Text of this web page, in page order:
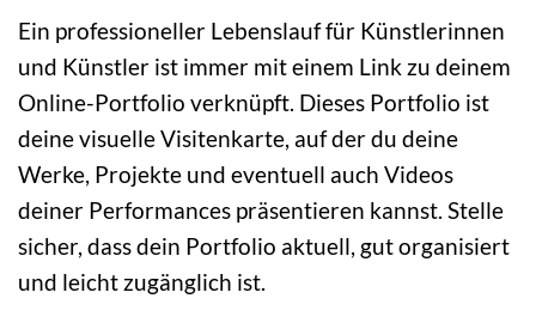
Ein professioneller Lebenslauf für Künstlerinnen
und Künstler ist immer mit einem Link zu deinem
Online-Portfolio verknüpft. Dieses Portfolio ist
deine visuelle Visitenkarte, auf der du deine
Werke, Projekte und eventuell auch Videos
deiner Performances präsentieren kannst. Stelle
sicher, dass dein Portfolio aktuell, gut organisiert
und leicht zugänglich ist.